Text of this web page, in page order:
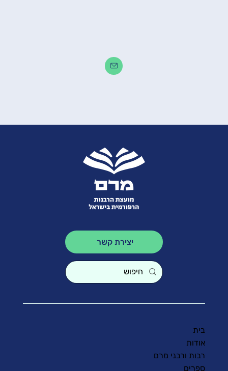
יצירת קשר
בית
אודות
רבות ורבני מרם
ספרים